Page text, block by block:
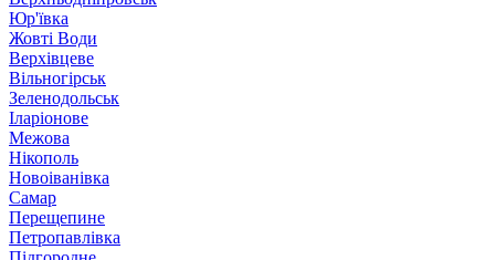
Юр'ївка
Жовті Води
Верхівцеве
Вільногірськ
Зеленодольськ
Іларіонове
Межова
Нікополь
Новоіванівка
Самар
Перещепине
Петропавлівка